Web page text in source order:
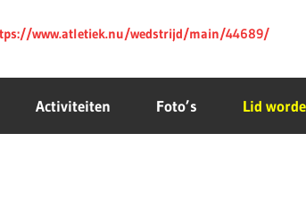
www.atletiek.nu/wedstrijd/main/44689/
Activiteiten Foto’s Lid